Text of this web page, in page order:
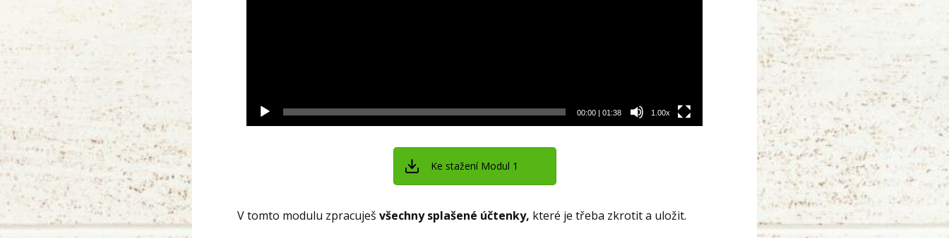
00:00 01:38 1.00x
Ke stažení Modul 1
V tomto modulu zpracuješ všechny splašené účtenky, které je třeba zkrotit a uložit.